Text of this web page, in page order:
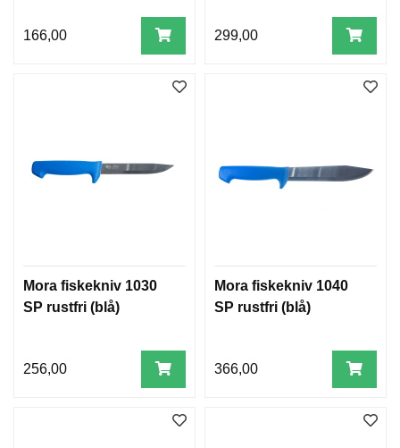
166,00 299,00
Mora fiskekniv 1030
SP rustfri (blå)
256,00
Mora fiskekniv 1040
SP rustfri (blå)
366,00